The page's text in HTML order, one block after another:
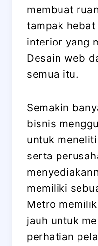
membuat
tampak
interior yang
Desain web
semua itu.
Semakin
bisnis
untuk
serta
memiliki
Metro
jauh untuk
perhatian